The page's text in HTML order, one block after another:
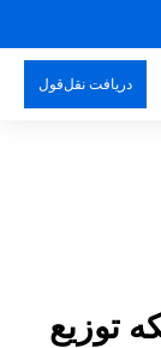
دریافت نقل‌قول
توزیع